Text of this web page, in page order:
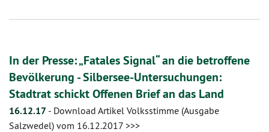
In der Presse: „Fatales Signal“ an die betroffene
Bevölkerung - Silbersee-Untersuchungen:
Stadtrat schickt Offenen Brief an das Land
16.12.17 - Download Artikel Volksstimme (Ausgabe
Salzwedel) vom 16.12.2017 >>>